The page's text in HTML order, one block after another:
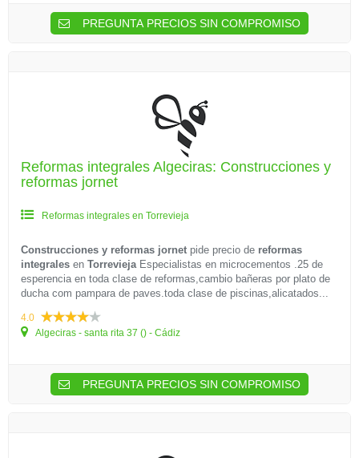
PREGUNTA PRECIOS SIN COMPROMISO
Reformas integrales Algeciras: Construcciones y
reformas jornet
Reformas integrales en Torrevieja
Construcciones y reformas jornet pide precio de reformas
integrales en TorreviejaEspecialistas en microcementos .25 de
esperencia en toda clase de reformas,cambio bañeras por plato de
ducha com pampara de paves.toda clase de piscinas,alicatados...
4.0
Algeciras - santa rita 37 () - Cádiz
PREGUNTA PRECIOS SIN COMPROMISO